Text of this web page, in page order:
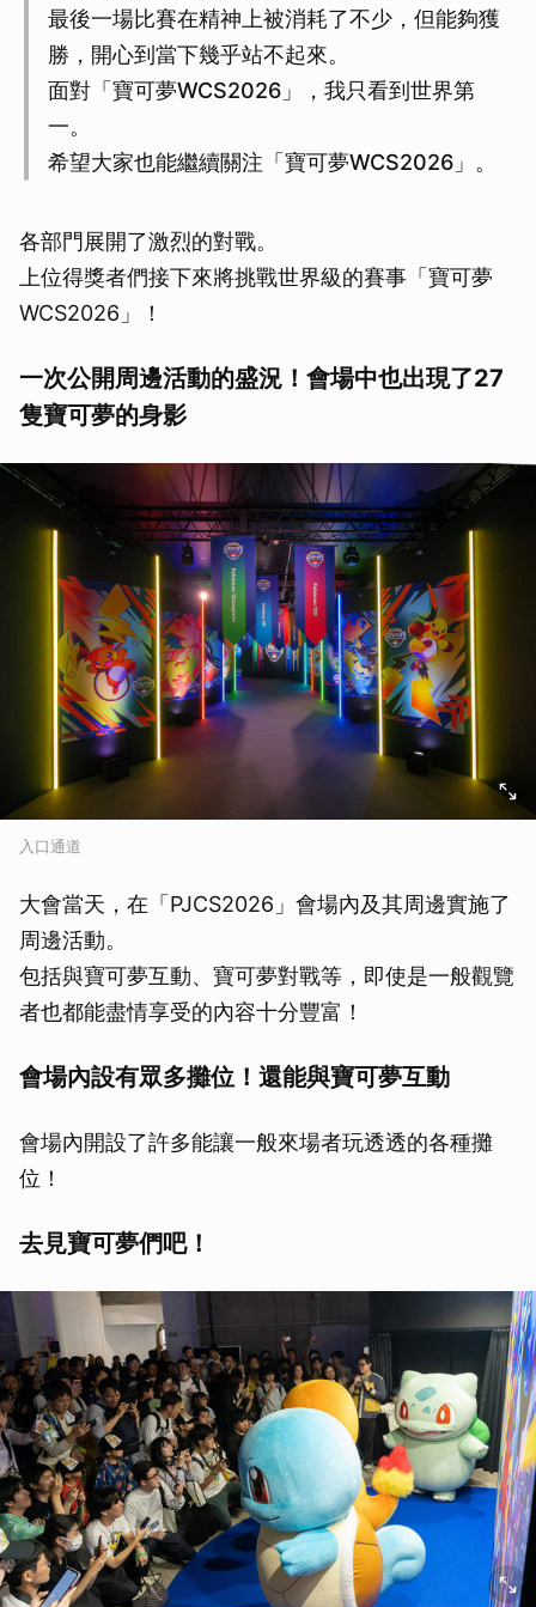
最後一場比賽在精神上被消耗了不少，但能夠獲
勝，開心到當下幾乎站不起來。
面對「寶可夢WCS2026」，我只看到世界第
一。
希望大家也能繼續關注「寶可夢WCS2026」。
各部門展開了激烈的對戰。
上位得獎者們接下來將挑戰世界級的賽事「寶可夢
WCS2026」！
一次公開周邊活動的盛況！會場中也出現了27
隻寶可夢的身影
入口通道
大會當天，在「PJCS2026」會場內及其周邊實施了
周邊活動。
包括與寶可夢互動、寶可夢對戰等，即使是一般觀覽
者也都能盡情享受的內容十分豐富！
會場內設有眾多攤位！還能與寶可夢互動
會場內開設了許多能讓一般來場者玩透透的各種攤
位！
去見寶可夢們吧！